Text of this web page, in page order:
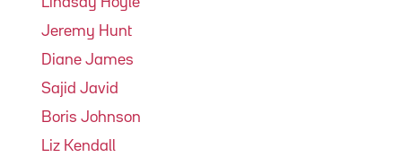
Jeremy Hunt
Diane James
Sajid Javid
Boris Johnson
Liz Kendall